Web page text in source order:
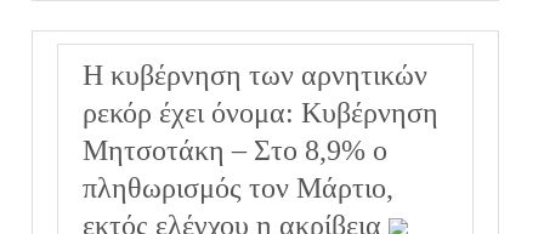
Η κυβέρνηση των αρνητικών
ρεκόρ έχει όνομα: Κυβέρνηση
Μητσοτάκη – Στο 8,9% ο
πληθωρισμός τον Μάρτιο,
εκτός ελέγχου η ακρίβεια